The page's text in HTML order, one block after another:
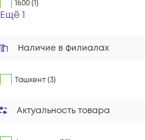
1600 (1)
Ещё 1
Наличие в филиалах
Ташкент (3)
Актуальность товара